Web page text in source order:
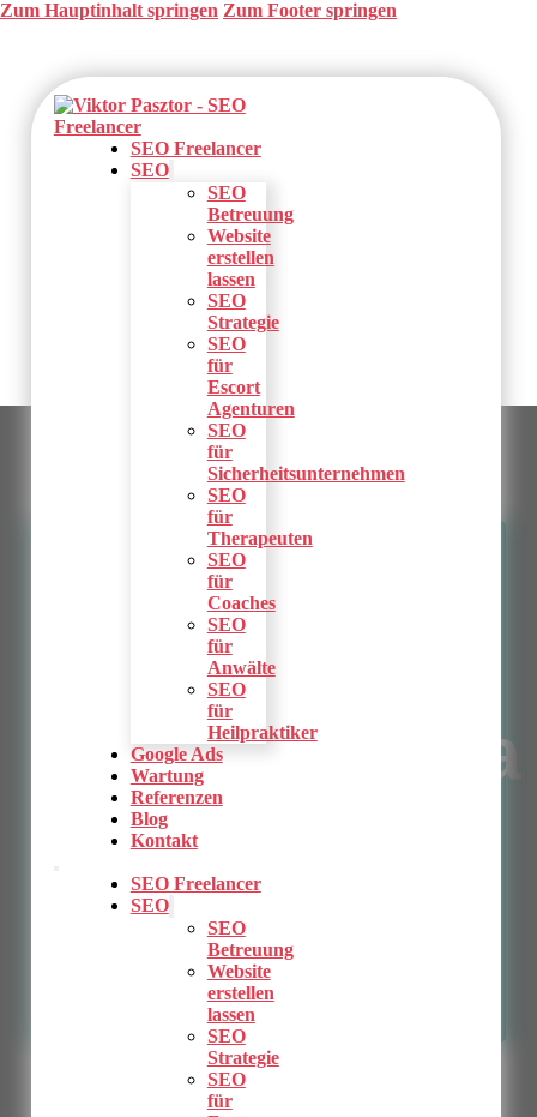
Zum Hauptinhalt springen Zum Footer springen
SEO Freelancer
SEO
SEO
Betreuung
Website
erstellen
lassen
SEO
Strategie
SEO
für
Escort
Agenturen
SEO
für
Sicherheitsunternehmen
SEO
für
Therapeuten
SEO
für
Coaches
SEO
für
Anwälte
SEO
für
Heilpraktiker
Google Ads
Wartung
Referenzen
Blog
Kontakt
SEO Freelancer
SEO
SEO
Betreuung
Website
erstellen
lassen
SEO
Strategie
SEO
für
SEO für
Hotels: Ein
Leitfaden 🏨
✨
Ein Beitrag von:
Letzte Aktualisierung: 27. Februar 2024